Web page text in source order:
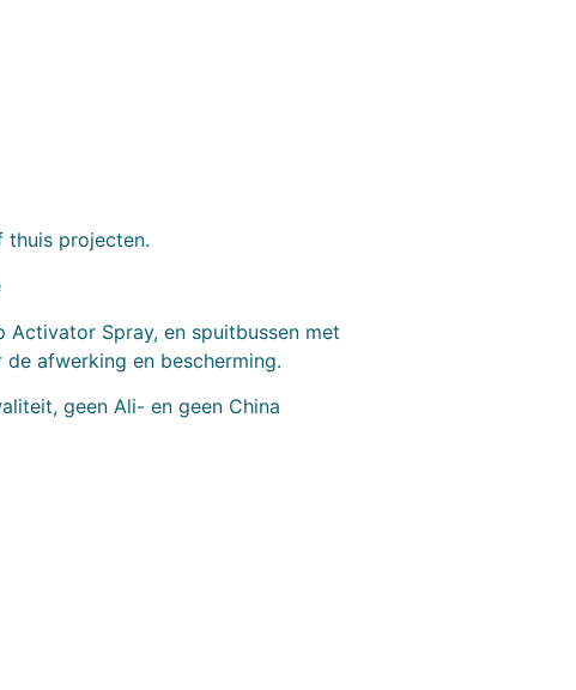
projecten.
Spray, en spuitbussen met
afwerking en bescherming.
geen Ali- en geen China